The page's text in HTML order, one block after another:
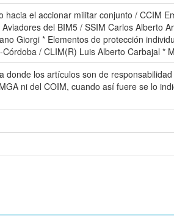
el accionar militar conjunto / CCIM
del BIM5 / SSIM Carlos Alberto
Giorgi * Elementos de protección
/ CLIM(R) Luis Alberto Carbajal *
los artículos son de
ni del COIM, cuando así fuere se lo